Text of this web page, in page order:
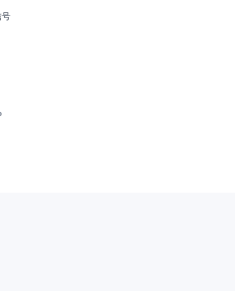
号